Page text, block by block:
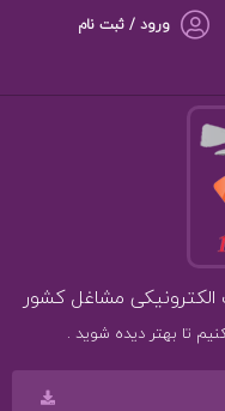
ورود / ثبت نام
تا بهتر دیده شوید .